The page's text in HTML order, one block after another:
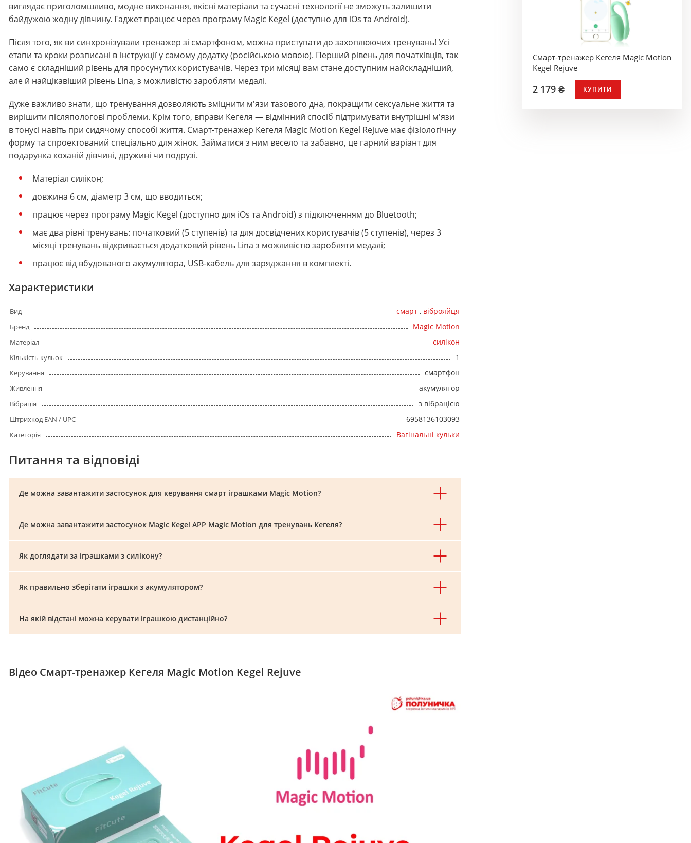
виглядає приголомшливо, модне виконання, якісні матеріали та сучасні технології не зможуть залишити
байдужою жодну дівчину. Гаджет працює через програму Magic Kegel (доступно для iOs та Android).
Після того, як ви синхронізували тренажер зі смартфоном, можна приступати до захоплюючих тренувань! Усі
етапи та кроки розписані в інструкції у самому додатку (російською мовою). Перший рівень для початківців, так
само є складніший рівень для просунутих користувачів. Через три місяці вам стане доступним найскладніший,
але й найцікавіший рівень Lina, з можливістю заробляти медалі.
Дуже важливо знати, що тренування дозволяють зміцнити м'язи тазового дна, покращити сексуальне життя та
вирішити післяпологові проблеми. Крім того, вправи Кегеля — відмінний спосіб підтримувати внутрішні м'язи
в тонусі навіть при сидячому способі життя. Смарт-тренажер Кегеля Magic Motion Kegel Rejuve має фізіологічну
форму та спроектований спеціально для жінок. Займатися з ним весело та забавно, це гарний варіант для
подарунка коханій дівчині, дружині чи подрузі.
Матеріал силікон;
довжина 6 см, діаметр 3 см, що вводиться;
працює через програму Magic Kegel (доступно для iOs та Android) з підключенням до Bluetooth;
має два рівні тренувань: початковий (5 ступенів) та для досвідчених користувачів (5 ступенів), через 3
місяці тренувань відкривається додатковий рівень Lina з можливістю заробляти медалі;
працює від вбудованого акумулятора, USB-кабель для заряджання в комплекті.
Характеристики
Вид смарт , віброяйця
Бренд Magic Motion
Матеріал силікон
Кількість кульок 1
Керування смартфон
Живлення акумулятор
Вібрація з вібрацією
Штрихкод EAN / UPC 6958136103093
Категорія Вагінальні кульки
Питання та відповіді
Де можна завантажити застосунок для керування смарт іграшками Magic Motion?
Де можна завантажити застосунок Magic Kegel APP Magic Motion для тренувань Кегеля?
Як доглядати за іграшками з силікону?
Як правильно зберігати іграшки з акумулятором?
На якій відстані можна керувати іграшкою дистанційно?
Відео Смарт-тренажер Кегеля Magic Motion Kegel Rejuve
Смарт-тренажер Кегеля Magic Motion
Kegel Rejuve
2 179 ₴ КУПИТИ